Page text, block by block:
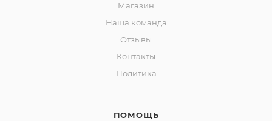
Магазин
Наша команда
Отзывы
Контакты
Политика
ПОМОЩЬ